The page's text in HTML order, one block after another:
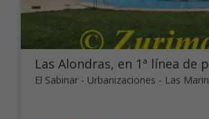
Las Alondras, en 1ª línea de